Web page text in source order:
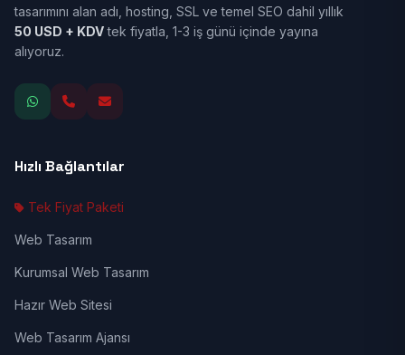
tasarımını alan adı, hosting, SSL ve temel SEO dahil yıllık
50 USD + KDVtek fiyatla, 1-3 iş günü içinde yayına
alıyoruz.
Hızlı Bağlantılar
Tek Fiyat Paketi
Web Tasarım
Kurumsal Web Tasarım
Hazır Web Sitesi
Web Tasarım Ajansı